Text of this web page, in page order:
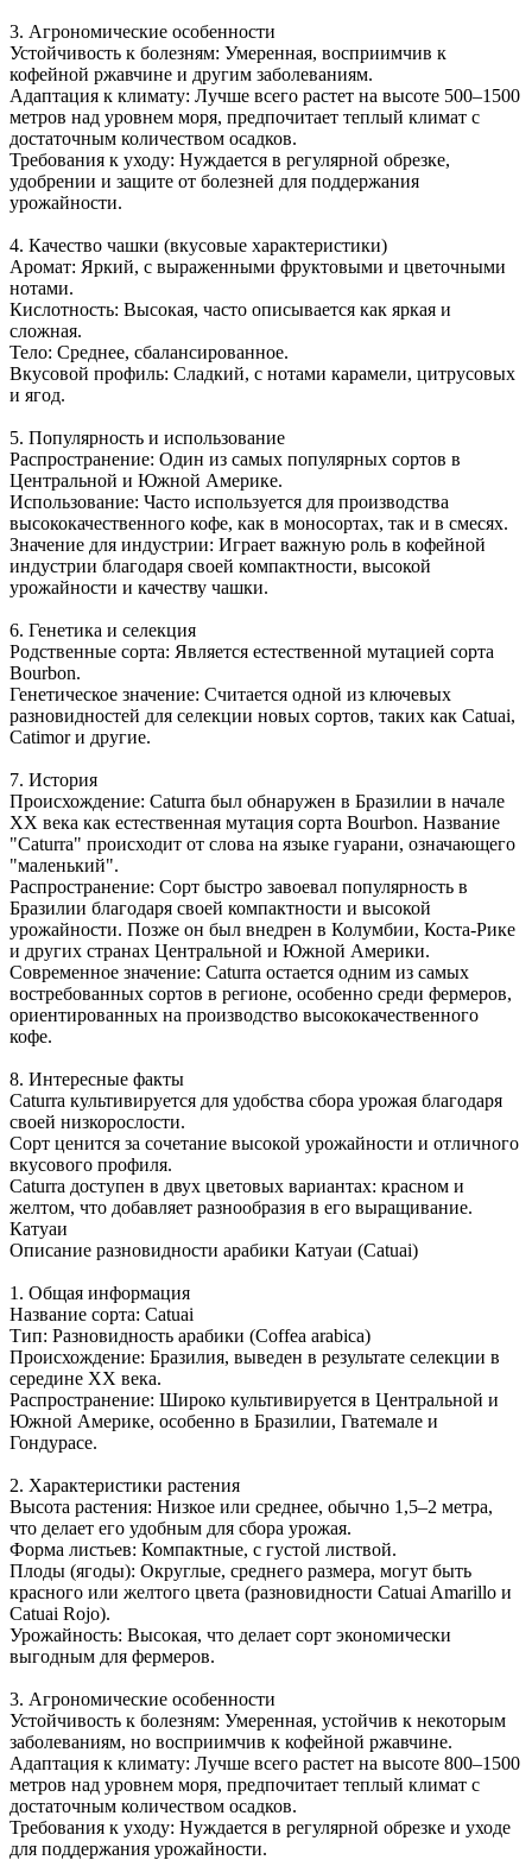
3. Агрономические особенности
Устойчивость к болезням: Умеренная, восприимчив к
кофейной ржавчине и другим заболеваниям.
Адаптация к климату: Лучше всего растет на высоте 500–1500
метров над уровнем моря, предпочитает теплый климат с
достаточным количеством осадков.
Требования к уходу: Нуждается в регулярной обрезке,
удобрении и защите от болезней для поддержания
урожайности.
4. Качество чашки (вкусовые характеристики)
Аромат: Яркий, с выраженными фруктовыми и цветочными
нотами.
Кислотность: Высокая, часто описывается как яркая и
сложная.
Тело: Среднее, сбалансированное.
Вкусовой профиль: Сладкий, с нотами карамели, цитрусовых
и ягод.
5. Популярность и использование
Распространение: Один из самых популярных сортов в
Центральной и Южной Америке.
Использование: Часто используется для производства
высококачественного кофе, как в моносортах, так и в смесях.
Значение для индустрии: Играет важную роль в кофейной
индустрии благодаря своей компактности, высокой
урожайности и качеству чашки.
6. Генетика и селекция
Родственные сорта: Является естественной мутацией сорта
Bourbon.
Генетическое значение: Считается одной из ключевых
разновидностей для селекции новых сортов, таких как Catuai,
Catimor и другие.
7. История
Происхождение: Caturra был обнаружен в Бразилии в начале
XX века как естественная мутация сорта Bourbon. Название
"Caturra" происходит от слова на языке гуарани, означающего
"маленький".
Распространение: Сорт быстро завоевал популярность в
Бразилии благодаря своей компактности и высокой
урожайности. Позже он был внедрен в Колумбии, Коста-Рике
и других странах Центральной и Южной Америки.
Современное значение: Caturra остается одним из самых
востребованных сортов в регионе, особенно среди фермеров,
ориентированных на производство высококачественного
кофе.
8. Интересные факты
Caturra культивируется для удобства сбора урожая благодаря
своей низкорослости.
Сорт ценится за сочетание высокой урожайности и отличного
вкусового профиля.
Caturra доступен в двух цветовых вариантах: красном и
желтом, что добавляет разнообразия в его выращивание.
Катуаи
Описание разновидности арабики Катуаи (Catuai)
1. Общая информация
Название сорта: Catuai
Тип: Разновидность арабики (Coffea arabica)
Происхождение: Бразилия, выведен в результате селекции в
середине XX века.
Распространение: Широко культивируется в Центральной и
Южной Америке, особенно в Бразилии, Гватемале и
Гондурасе.
2. Характеристики растения
Высота растения: Низкое или среднее, обычно 1,5–2 метра,
что делает его удобным для сбора урожая.
Форма листьев: Компактные, с густой листвой.
Плоды (ягоды): Округлые, среднего размера, могут быть
красного или желтого цвета (разновидности Catuai Amarillo и
Catuai Rojo).
Урожайность: Высокая, что делает сорт экономически
выгодным для фермеров.
3. Агрономические особенности
Устойчивость к болезням: Умеренная, устойчив к некоторым
заболеваниям, но восприимчив к кофейной ржавчине.
Адаптация к климату: Лучше всего растет на высоте 800–1500
метров над уровнем моря, предпочитает теплый климат с
достаточным количеством осадков.
Требования к уходу: Нуждается в регулярной обрезке и уходе
для поддержания урожайности.